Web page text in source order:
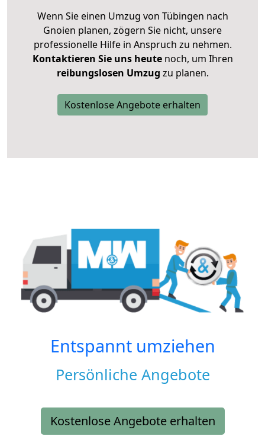
Wenn Sie einen Umzug von Tübingen nach
Gnoien planen, zögern Sie nicht, unsere
professionelle Hilfe in Anspruch zu nehmen.
Kontaktieren Sie uns heutenoch, um Ihren
reibungslosen Umzug zu planen.
Kostenlose Angebote erhalten
Entspannt umziehen
Persönliche Angebote
Kostenlose Angebote erhalten